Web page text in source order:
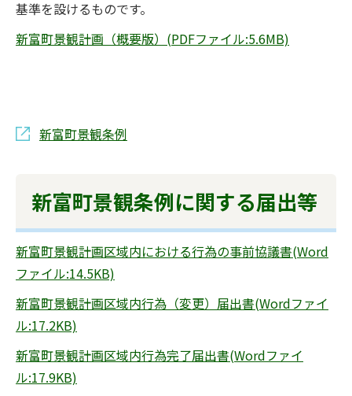
基準を設けるものです。
新富町景観計画（概要版）(PDFファイル:5.6MB)
新富町景観条例
新富町景観条例に関する届出等
新富町景観計画区域内における行為の事前協議書(Word
ファイル:14.5KB)
新富町景観計画区域内行為（変更）届出書(Wordファイ
ル:17.2KB)
新富町景観計画区域内行為完了届出書(Wordファイ
ル:17.9KB)